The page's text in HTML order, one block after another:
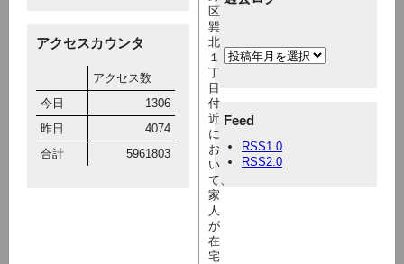
アクセスカウンタ
アクセス数
今日
1306
昨日
4074
合計
5961803
Feed
RSS1.0
RSS2.0
区
巽
北
１
丁
目
付
近
に
お
い
て、
家
人
が
在
宅